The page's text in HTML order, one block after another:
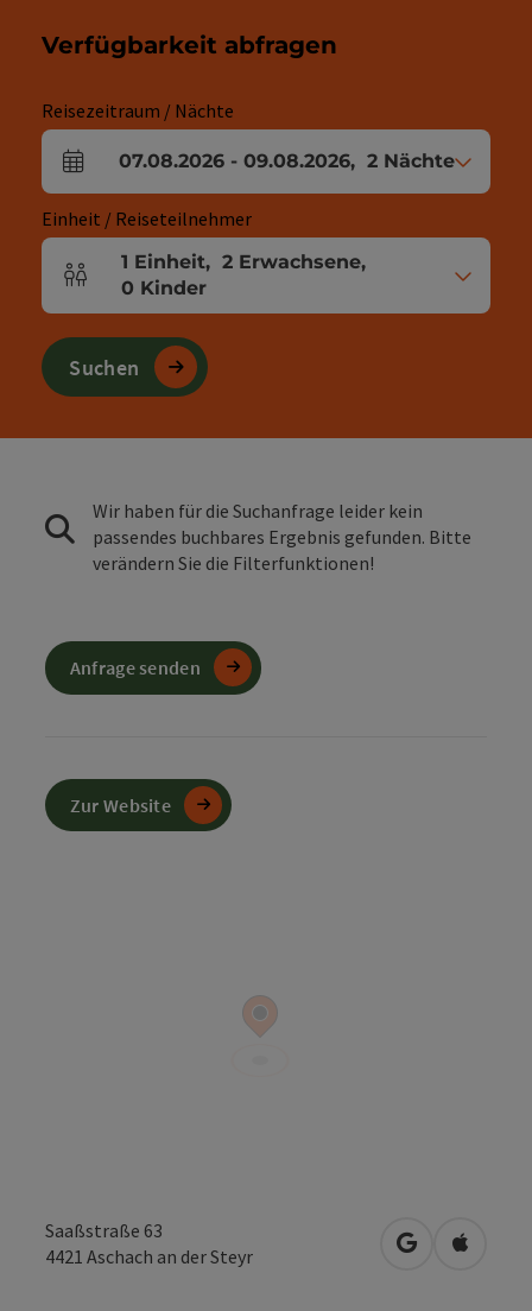
Saaßstraße 63
4421 Aschach an der Steyr in Google
in
Verfügbarkeit abfragen
Reisezeitraum / Nächte
An- und Abreisefelder
07.08.2026 - 09.08.2026, 2 Nächte
Einheit / Reiseteilnehmer
Einheitenanzahl und Personenfelder
1 Einheit, 2 Erwachsene,
0 Kinder
Suchen
Wir haben für die Suchanfrage leider kein
passendes buchbares Ergebnis gefunden. Bitte
verändern Sie die Filterfunktionen!
Anfrage senden
Zur Website